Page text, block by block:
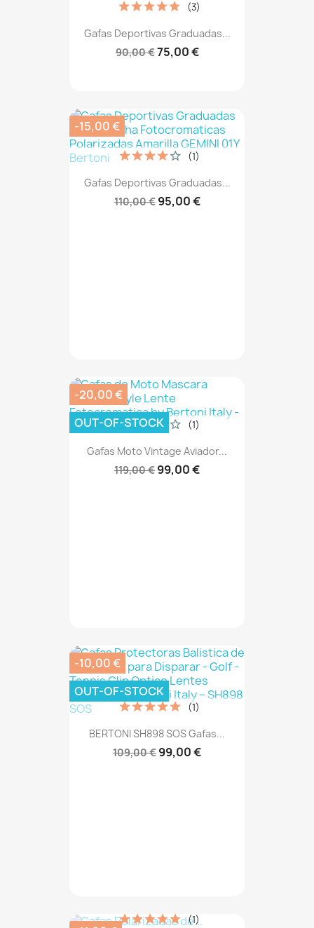
Gafas Deportivas Graduadas...
90,00 €75,00 €
(3)
Gafas Deportivas Graduadas...
110,00 € 95,00 €
(1)
-15,00 €
Gafas Moto Vintage Aviador...
119,00 € 99,00 €
(1)
-20,00 €
OUT-OF-STOCK
BERTONI SH898 SOS Gafas...
109,00 € 99,00 €
(1)
-10,00 €
OUT-OF-STOCK
(1)